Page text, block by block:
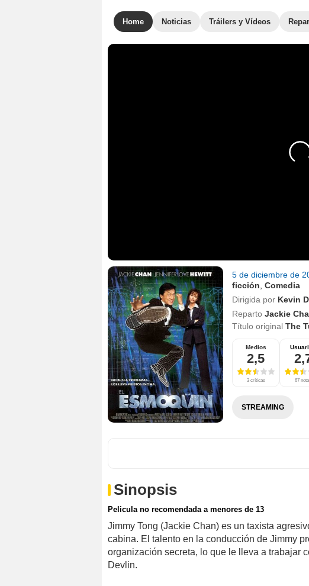
Home Noticias Tráilers y Vídeos
5 de diciembre de
ficción Comedia
Dirigida por Kevin
Reparto Jackie
Título original The
Medios
2,5
3 críticas 67
STREAMING
Sinopsis
Pelicula no recomendada a menores de 13
Jimmy Tong (Jackie Chan) es un taxista
cabina. El talento en la conducción de Jimmy
organización secreta, lo que le lleva a trabajar
Devlin.